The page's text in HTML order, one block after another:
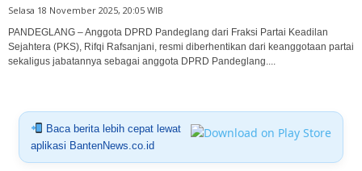
Selasa 18 November 2025, 20:05 WIB
PANDEGLANG – Anggota DPRD Pandeglang dari Fraksi Partai Keadilan
Sejahtera (PKS), Rifqi Rafsanjani, resmi diberhentikan dari keanggotaan partai
sekaligus jabatannya sebagai anggota DPRD Pandeglang....
Baca berita lebih cepat lewat
aplikasi BantenNews.co.id